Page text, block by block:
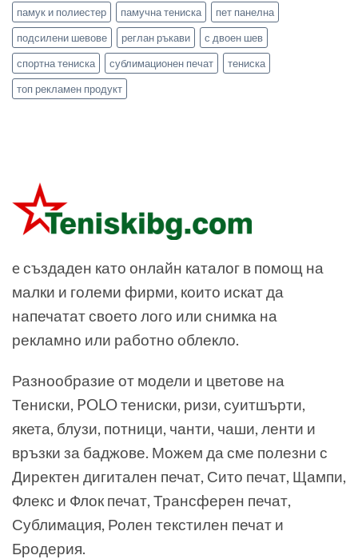
памук и полиестер
памучна тениска
пет панелна
подсилени шевове
реглан ръкави
с двоен шев
спортна тениска
сублимационен печат
тениска
топ рекламен продукт
e създаден като онлайн каталог в помощ на
малки и големи фирми, които искат да
напечатат своето лого или снимка на
рекламно или работно облекло.
Разнообразие от модели и цветове на
Тениски, POLO тениски, ризи, суитшърти,
якета, блузи, потници, чанти, чаши, ленти и
връзки за баджове. Можем да сме полезни с
Директен дигитален печат, Сито печат, Щампи,
Флекс и Флок печат, Трансферен печат,
Сублимация, Ролен текстилен печат и
Бродерия.